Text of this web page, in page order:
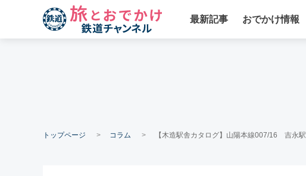
最新記事 おでかけ情報
トップページ コラム 【木造駅舎カタログ】山陽本線007/16 吉永駅